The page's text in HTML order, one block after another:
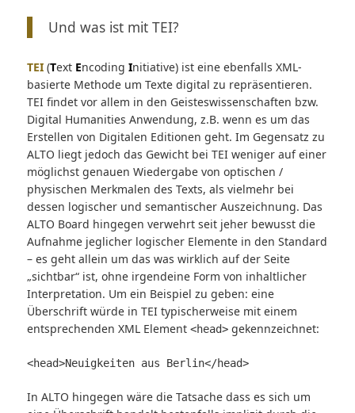
Und was ist mit TEI?
TEI(Text Encoding Initiative) ist eine ebenfalls XML-
basierte Methode um Texte digital zu repräsentieren.
TEI findet vor allem in den Geisteswissenschaften bzw.
Digital Humanities Anwendung, z.B. wenn es um das
Erstellen von Digitalen Editionen geht. Im Gegensatz zu
ALTO liegt jedoch das Gewicht bei TEI weniger auf einer
möglichst genauen Wiedergabe von optischen /
physischen Merkmalen des Texts, als vielmehr bei
dessen logischer und semantischer Auszeichnung. Das
ALTO Board hingegen verwehrt seit jeher bewusst die
Aufnahme jeglicher logischer Elemente in den Standard
– es geht allein um das was wirklich auf der Seite
„sichtbar“ ist, ohne irgendeine Form von inhaltlicher
Interpretation. Um ein Beispiel zu geben: eine
Überschrift würde in TEI typischerweise mit einem
entsprechenden XML Element <head>gekennzeichnet:
<head>Neuigkeiten aus Berlin</head>
In ALTO hingegen wäre die Tatsache dass es sich um